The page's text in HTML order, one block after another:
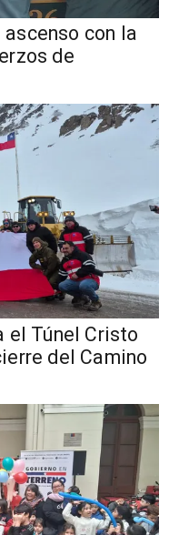
con la
de
el Túnel Cristo
del Camino